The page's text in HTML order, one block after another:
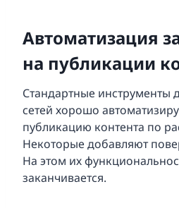
Автоматизация
на публикации
Стандартные инструменты
сетей хорошо
публикацию контента по
Некоторые добавляют
На этом их
заканчивается.